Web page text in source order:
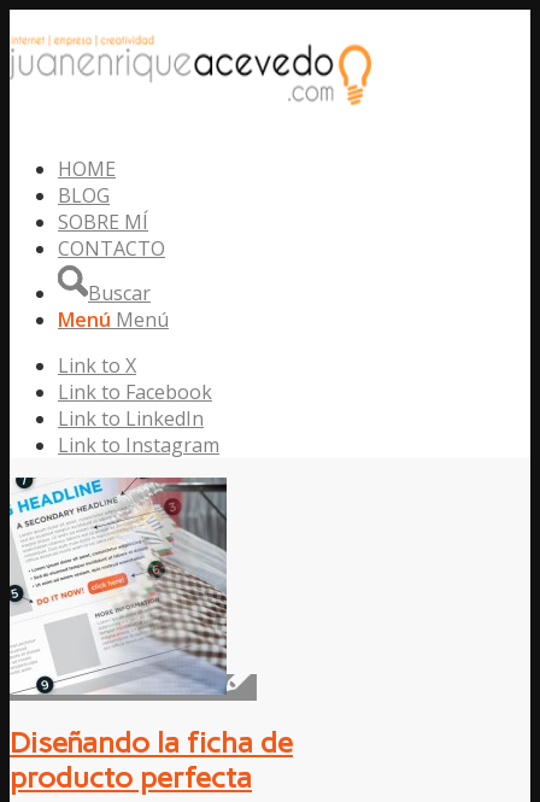
HOME
BLOG
SOBRE MÍ
CONTACTO
Buscar
Menú Menú
Link to X
Link to Facebook
Link to LinkedIn
Link to Instagram
Diseñando la ficha de
producto perfecta